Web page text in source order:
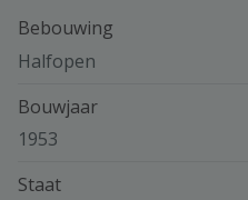
Bebouwing
Halfopen
Bouwjaar
1953
Staat